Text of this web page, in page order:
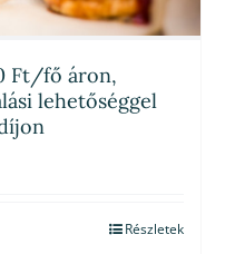
Ft/fő áron,
lehetőséggel
Részletek